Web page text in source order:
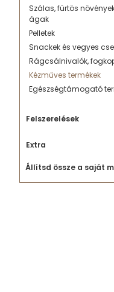
Szálas, fürtös
ágak
Pelletek
Snackek és vegyes
Rágcsálnivalók,
Kézműves termékek
Egészségtámogató
Felszerelések
Extra
Állítsd össze a saját